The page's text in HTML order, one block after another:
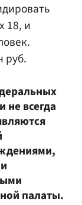
18, и
руб.
не всегда
палаты.